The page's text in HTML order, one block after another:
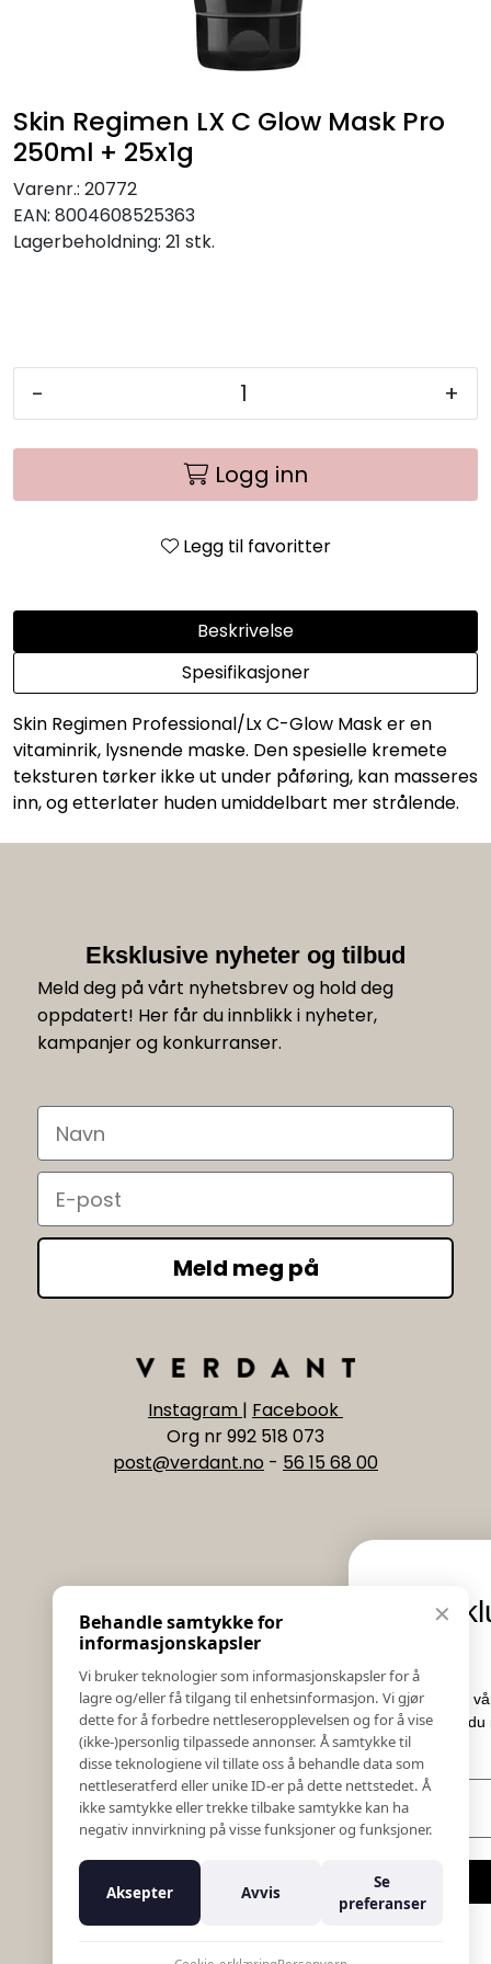
Skin Regimen LX C Glow Mask Pro
250ml + 25x1g
Varenr.: 20772
EAN: 8004608525363
Lagerbeholdning: 21 stk.
- +
Logg inn
Legg til favoritter
Beskrivelse
Spesifikasjoner
Skin Regimen Professional/Lx C-Glow Mask er en
vitaminrik, lysnende maske. Den spesielle kremete
teksturen tørker ikke ut under påføring, kan masseres
inn, og etterlater huden umiddelbart mer strålende.
Eksklusive nyheter og tilbud
Meld deg på vårt nyhetsbrev og hold deg
oppdatert! Her får du innblikk i nyheter,
kampanjer og konkurranser.
Navn
Email
Meld meg på
Instagram | Facebook
Org nr 992 518 073
post@verdant.no - 56 15 68 00
Informasjon
Salgs & Leveringsbetingelser
Registrer reklamasjon eller retur
Kontakt Oss
Bildebank
Følg Oss
Prislister
Etiske Retningslinjer
Åpenhetsloven
Varsling om kritikkverdige forhold
K18 Kurkalkulator
✕
Behandle samtykke for
informasjonskapsler
Vi bruker teknologier som informasjonskapsler for å
lagre og/eller få tilgang til enhetsinformasjon. Vi gjør
dette for å forbedre nettleseropplevelsen og for å vise
(ikke-)personlig tilpassede annonser. Å samtykke til
disse teknologiene vil tillate oss å behandle data som
nettleseratferd eller unike ID-er på dette nettstedet. Å
ikke samtykke eller trekke tilbake samtykke kan ha
negativ innvirkning på visse funksjoner og funksjoner.
Aksepter Avvis
Se
preferanser
Eksklusive
Meld deg på vårt nyhetsbrev og
Her får du innblikk i nyheter,
konkurranser.
E-post
Meld meg